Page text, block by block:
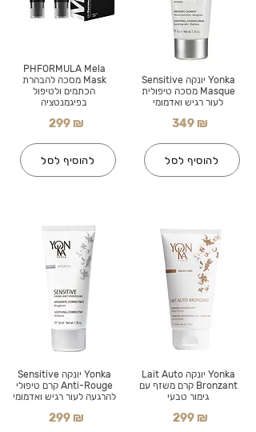
PHFORMULA Mela
Mask מסכה להבהרת
הכתמים ולטיפול
בפיגמנטציה
299 ₪
להוסיף לסל
Yonka יונקה Sensitive
Anti-Rouge קרם טיפולי
להרגעה לעור רגיש ואדמומי
299 ₪
Yonka יונקה Sensitive
Masque מסכה טיפולית
לעור רגיש ואדמומי
349 ₪
להוסיף לסל
Yonka יונקה Lait Auto
Bronzant קרם משזף עם
גימור טבעי
299 ₪